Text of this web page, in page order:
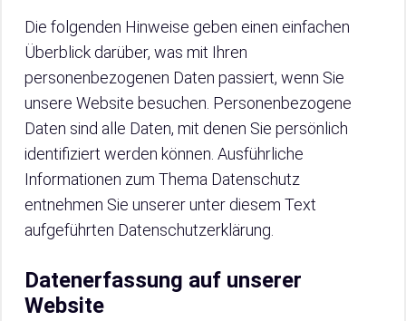
Die folgenden Hinweise geben einen einfachen
Überblick darüber, was mit Ihren
personenbezogenen Daten passiert, wenn Sie
unsere Website besuchen. Personenbezogene
Daten sind alle Daten, mit denen Sie persönlich
identifiziert werden können. Ausführliche
Informationen zum Thema Datenschutz
entnehmen Sie unserer unter diesem Text
aufgeführten Datenschutzerklärung.
Datenerfassung auf unserer
Website